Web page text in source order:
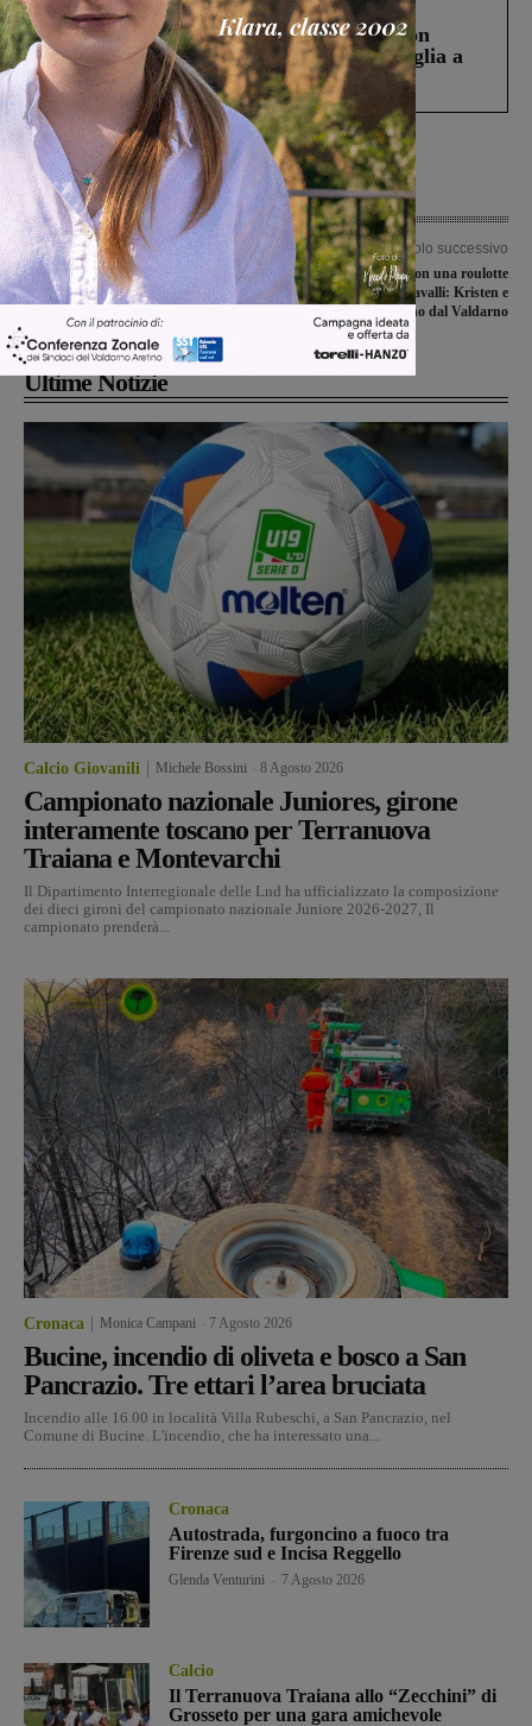
Cronaca 3 Agosto 2026
Scomparso da una struttura di Castiglion
Fiorentino l’uomo che aveva ucciso la figlia a
Levane nel 2020
Articolo precedente
A piedi da Castelnuovo d’Avane a
Meleto, percorrendo i luoghi degli
Articolo successivo
Girano l’Italia con una roulotte
trainata da cavalli: Kristen e
Pierangelo passano dal Valdarno
Ultime Notizie
Calcio Giovanili Michele Bossini 8 Agosto 2026
Campionato nazionale Juniores, girone
interamente toscano per Terranuova
Traiana e Montevarchi
Il Dipartimento Interregionale delle Lnd ha ufficializzato la composizione
dei dieci gironi del campionato nazionale Juniore 2026-2027, Il
campionato prenderà...
Cronaca Monica Campani 7 Agosto 2026
Bucine, incendio di oliveta e bosco a San
Pancrazio. Tre ettari l’area bruciata
Incendio alle 16.00 in località Villa Rubeschi, a San Pancrazio, nel
Comune di Bucine. L'incendio, che ha interessato una...
Cronaca
Autostrada, furgoncino a fuoco tra
Firenze sud e Incisa Reggello
Glenda Venturini 7 Agosto 2026
Calcio
Il Terranuova Traiana allo “Zecchini” di
Grosseto per una gara amichevole